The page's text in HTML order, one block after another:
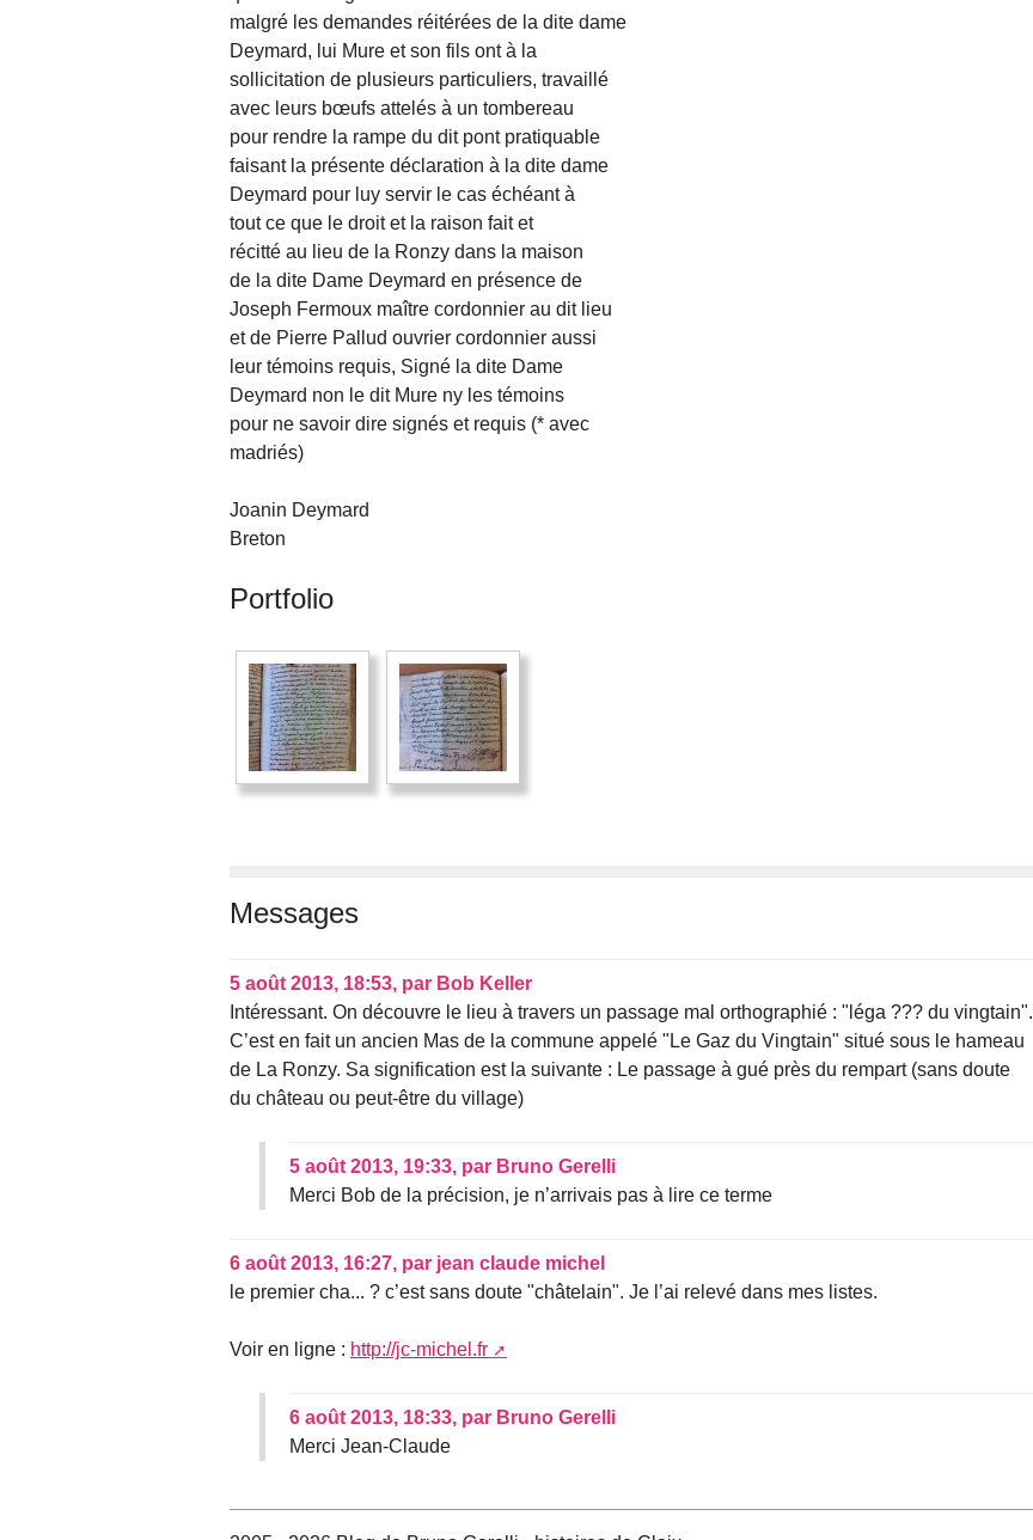
malgré les demandes réitérées de la dite dame
Deymard, lui Mure et son fils ont à la
sollicitation de plusieurs particuliers, travaillé
avec leurs bœufs attelés à un tombereau
pour rendre la rampe du dit pont pratiquable
faisant la présente déclaration à la dite dame
Deymard pour luy servir le cas échéant à
tout ce que le droit et la raison fait et
récitté au lieu de la Ronzy dans la maison
de la dite Dame Deymard en présence de
Joseph Fermoux maître cordonnier au dit lieu
et de Pierre Pallud ouvrier cordonnier aussi
leur témoins requis, Signé la dite Dame
Deymard non le dit Mure ny les témoins
pour ne savoir dire signés et requis (* avec
madriés)
Joanin Deymard
Breton
Portfolio
Messages
5 août 2013, 18:53, par Bob Keller
Intéressant. On découvre le lieu à travers un passage mal orthographié : "léga ??? du vingtain".
C’est en fait un ancien Mas de la commune appelé "Le Gaz du Vingtain" situé sous le hameau
de La Ronzy. Sa signification est la suivante : Le passage à gué près du rempart (sans doute
du château ou peut-être du village)
5 août 2013, 19:33, par Bruno Gerelli
Merci Bob de la précision, je n’arrivais pas à lire ce terme
6 août 2013, 16:27, par jean claude michel
le premier cha... ? c’est sans doute "châtelain". Je l’ai relevé dans mes listes.
Voir en ligne : http://jc-michel.fr
6 août 2013, 18:33, par Bruno Gerelli
Merci Jean-Claude